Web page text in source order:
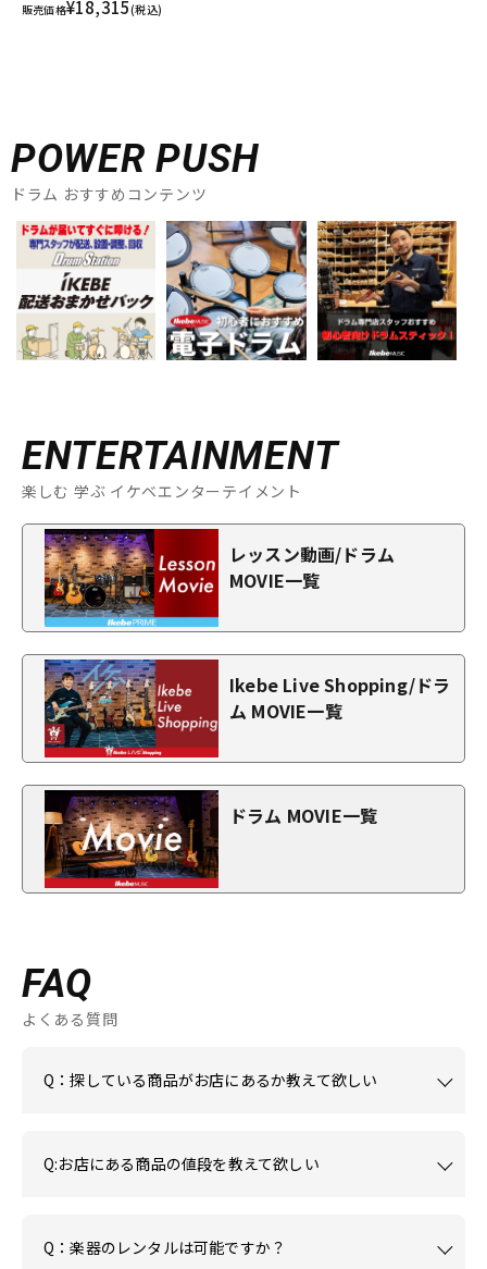
販売価格¥18,315(税込)
POWER PUSH
ドラム おすすめコンテンツ
ENTERTAINMENT
楽しむ 学ぶ イケベエンターテイメント
レッスン動画/ドラム
MOVIE一覧
Ikebe Live Shopping/ドラ
ム MOVIE一覧
ドラム MOVIE一覧
FAQ
よくある質問
Q：探している商品がお店にあるか教えて欲しい
Q:お店にある商品の値段を教えて欲しい
Q：楽器のレンタルは可能ですか？